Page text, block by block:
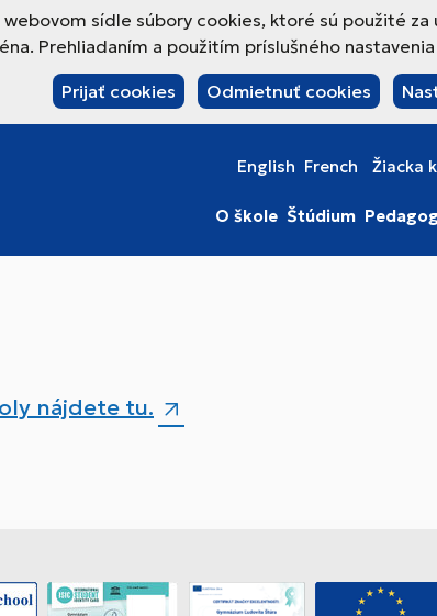
sídle súbory cookies, ktoré sú použité
Prehliadaním a použitím príslušného
Prijať cookies Odmietnuť cookies
English French Žiacka
O škole Štúdium
nájdete tu.